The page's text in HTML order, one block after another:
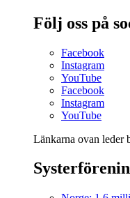
Följ oss på
Facebook
Instagram
YouTube
Facebook
Instagram
YouTube
Länkarna ovan leder